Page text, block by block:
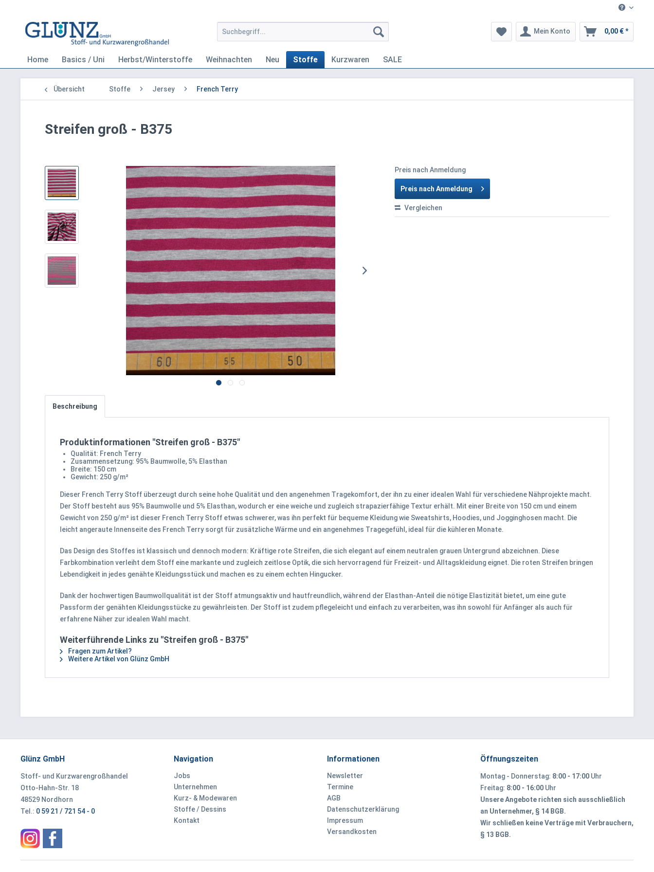
Mein Konto 0,00 € *
Home Basics / Uni Herbst/Winterstoffe Weihnachten Neu Stoffe Kurzwaren SALE
Übersicht Stoffe Jersey French Terry
Streifen groß - B375
Preis nach Anmeldung
Preis nach Anmeldung
Vergleichen
Beschreibung
Produktinformationen "Streifen groß - B375"
Qualität: French Terry
Zusammensetzung: 95% Baumwolle, 5% Elasthan
Breite: 150 cm
Gewicht: 250 g/m²
Dieser French Terry Stoff überzeugt durch seine hohe Qualität und den angenehmen Tragekomfort, der ihn zu einer idealen Wahl für verschiedene Nähprojekte macht.
Der Stoff besteht aus 95% Baumwolle und 5% Elasthan, wodurch er eine weiche und zugleich strapazierfähige Textur erhält. Mit einer Breite von 150 cm und einem
Gewicht von 250 g/m² ist dieser French Terry Stoff etwas schwerer, was ihn perfekt für bequeme Kleidung wie Sweatshirts, Hoodies, und Jogginghosen macht. Die
leicht angeraute Innenseite des French Terry sorgt für zusätzliche Wärme und ein angenehmes Tragegefühl, ideal für die kühleren Monate.
Das Design des Stoffes ist klassisch und dennoch modern: Kräftige rote Streifen, die sich elegant auf einem neutralen grauen Untergrund abzeichnen. Diese
Farbkombination verleiht dem Stoff eine markante und zugleich zeitlose Optik, die sich hervorragend für Freizeit- und Alltagskleidung eignet. Die roten Streifen bringen
Lebendigkeit in jedes genähte Kleidungsstück und machen es zu einem echten Hingucker.
Dank der hochwertigen Baumwollqualität ist der Stoff atmungsaktiv und hautfreundlich, während der Elasthan-Anteil die nötige Elastizität bietet, um eine gute
Passform der genähten Kleidungsstücke zu gewährleisten. Der Stoff ist zudem pflegeleicht und einfach zu verarbeiten, was ihn sowohl für Anfänger als auch für
erfahrene Näher zur idealen Wahl macht.
Weiterführende Links zu "Streifen groß - B375"
Fragen zum Artikel?
Weitere Artikel von Glünz GmbH
Glünz GmbH
Stoff- und Kurzwarengroßhandel
Otto-Hahn-Str. 18
48529 Nordhorn
Tel.: 0 59 21 / 721 54 - 0
Navigation
Jobs
Unternehmen
Kurz- & Modewaren
Stoffe / Dessins
Kontakt
Informationen
Newsletter
Termine
AGB
Datenschutzerklärung
Impressum
Versandkosten
Öffnungszeiten
Montag - Donnerstag: 8:00 - 17:00 Uhr
Freitag: 8:00 - 16:00 Uhr
Unsere Angebote richten sich ausschließlich
an Unternehmer, § 14 BGB.
Wir schließen keine Verträge mit Verbrauchern,
§ 13 BGB.